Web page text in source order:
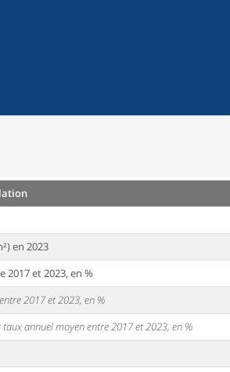
en 2023
et 2023, en %
2017 et 2023, en %
annuel moyen entre 2017 et 2023, en %